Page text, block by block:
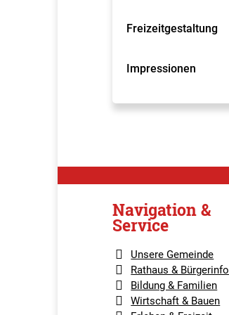
Freizeitgestaltung
Impressionen
Navigation &
Service
Unsere Gemeinde
Rathaus & Bürgerinfo
Bildung & Familien
Wirtschaft & Bauen